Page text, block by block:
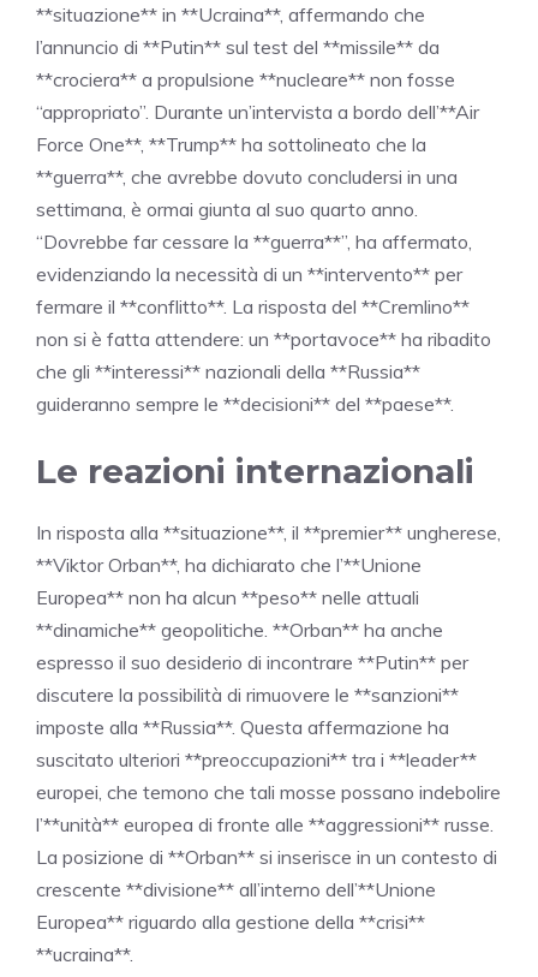
**situazione** in **Ucraina**, affermando che
l’annuncio di **Putin** sul test del **missile** da
**crociera** a propulsione **nucleare** non fosse
“appropriato”. Durante un’intervista a bordo dell’**Air
Force One**, **Trump** ha sottolineato che la
**guerra**, che avrebbe dovuto concludersi in una
settimana, è ormai giunta al suo quarto anno.
“Dovrebbe far cessare la **guerra**”, ha affermato,
evidenziando la necessità di un **intervento** per
fermare il **conflitto**. La risposta del **Cremlino**
non si è fatta attendere: un **portavoce** ha ribadito
che gli **interessi** nazionali della **Russia**
guideranno sempre le **decisioni** del **paese**.
Le reazioni internazionali
In risposta alla **situazione**, il **premier** ungherese,
**Viktor Orban**, ha dichiarato che l’**Unione
Europea** non ha alcun **peso** nelle attuali
**dinamiche** geopolitiche. **Orban** ha anche
espresso il suo desiderio di incontrare **Putin** per
discutere la possibilità di rimuovere le **sanzioni**
imposte alla **Russia**. Questa affermazione ha
suscitato ulteriori **preoccupazioni** tra i **leader**
europei, che temono che tali mosse possano indebolire
l’**unità** europea di fronte alle **aggressioni** russe.
La posizione di **Orban** si inserisce in un contesto di
crescente **divisione** all’interno dell’**Unione
Europea** riguardo alla gestione della **crisi**
**ucraina**.